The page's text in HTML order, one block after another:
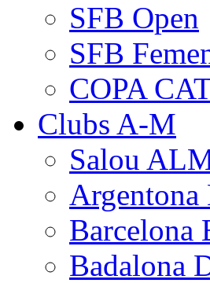
SFB Open
SFB
COPA
Clubs A-M
Salou
Argentona
Barcelona
Badalona